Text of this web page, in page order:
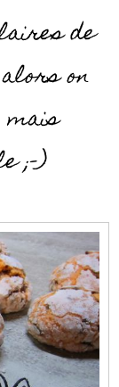
de
on
mais
;-)